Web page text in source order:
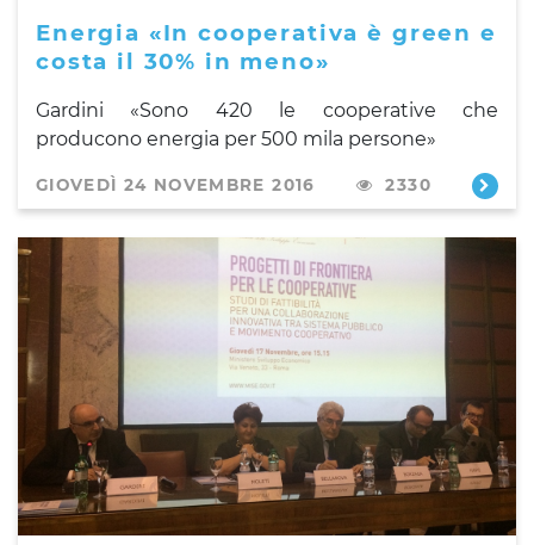
Energia «In cooperativa è green e
costa il 30% in meno»
Gardini «Sono 420 le cooperative che
producono energia per 500 mila persone»
GIOVEDÌ 24 NOVEMBRE 2016 2330